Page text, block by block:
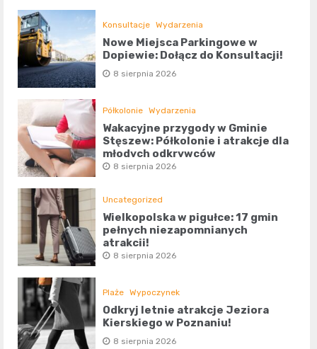
Konsultacje Wydarzenia
Nowe Miejsca Parkingowe w
Dopiewie: Dołącz do Konsultacji!
8 sierpnia 2026
Półkolonie Wydarzenia
Wakacyjne przygody w Gminie
Stęszew: Półkolonie i atrakcje dla
młodych odkrywców
8 sierpnia 2026
Uncategorized
Wielkopolska w pigułce: 17 gmin
pełnych niezapomnianych
atrakcji!
8 sierpnia 2026
Plaże Wypoczynek
Odkryj letnie atrakcje Jeziora
Kierskiego w Poznaniu!
8 sierpnia 2026